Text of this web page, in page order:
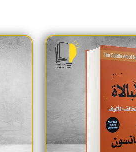
السعر الأصلي هو: 230EGP.
السعر الحالي هو: 190EGP.